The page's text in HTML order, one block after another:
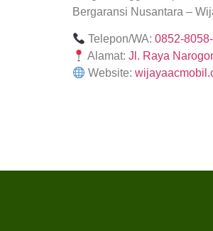
Bergaransi Nusantara –
Telepon/WA:0852-
Alamat:Jl. Raya
Website: